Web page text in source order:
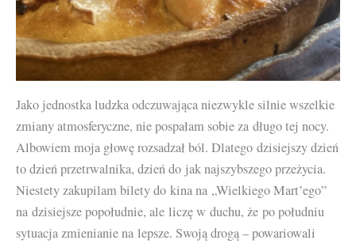
Jako jednostka ludzka odczuwająca niezwykle silnie wszelkie
zmiany atmosferyczne, nie pospałam sobie za długo tej nocy.
Albowiem moja głowę rozsadzał ból. Dlatego dzisiejszy dzień
to dzień przetrwalnika, dzień do jak najszybszego przeżycia.
Niestety zakupilam bilety do kina na „Wielkiego Mart’ego”
na dzisiejsze popołudnie, ale liczę w duchu, że po południu
sytuacja zmienianie na lepsze. Swoją drogą – powariowali